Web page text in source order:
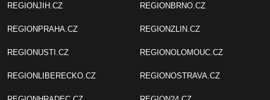
REGIONJIH.CZ
REGIONPRAHA.CZ
REGIONUSTI.CZ
REGIONLIBERECKO.CZ
REGIONBRNO.CZ
REGIONZLIN.CZ
REGIONOLOMOUC.CZ
REGIONOSTRAVA.CZ